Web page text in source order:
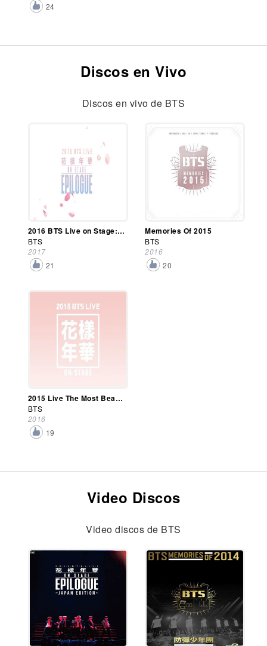
24
Discos en Vivo
Discos en vivo de BTS
2016 BTS Live on Stage: Epilogue Concert
BTS
2017
21
Memories Of 2015
BTS
2016
20
2015 Live The Most Beautiful Moment In Life On Stage
BTS
2016
19
Video Discos
Video discos de BTS